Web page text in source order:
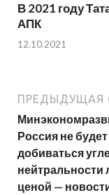
В 2021 году
АПК
12.10.2021
ПРЕДЫДУЩАЯ
Россия не будет
добиваться
нейтральности
ценой —